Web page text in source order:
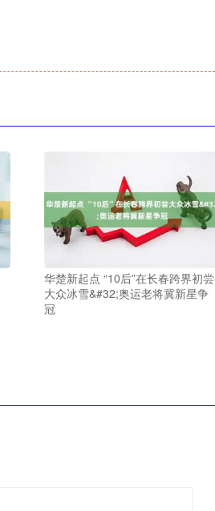
华楚新起点 “10后”在长春跨界初尝
大众冰雪&#32;奥运老将冀新星争
冠